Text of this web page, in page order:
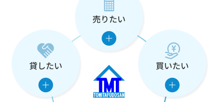
た
の
売りたい
買いたい
貸したい